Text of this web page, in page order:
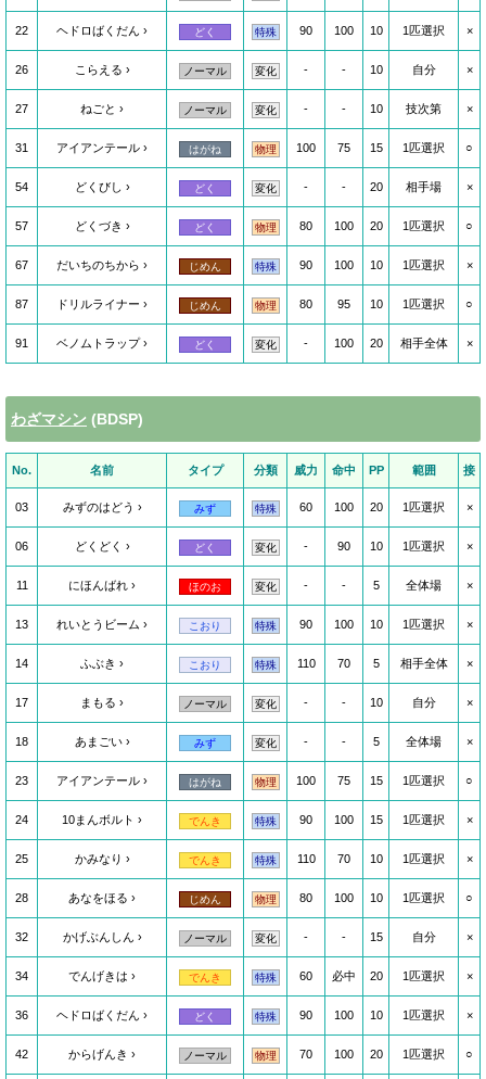
22 ヘドロばくだん どく 特殊 90 100 10 1匹選択 ×
26 こらえる ノーマル 変化 - - 10 自分 ×
27 ねごと ノーマル 変化 - - 10 技次第 ×
31 アイアンテール はがね 物理 100 75 15 1匹選択 ○
54 どくびし どく 変化 - - 20 相手場 ×
57 どくづき どく 物理 80 100 20 1匹選択 ○
67 だいちのちから じめん 特殊 90 100 10 1匹選択 ×
87 ドリルライナー じめん 物理 80 95 10 1匹選択 ○
91 ベノムトラップ どく 変化 - 100 20 相手全体 ×
わざマシン (BDSP)
No. 名前 タイプ 分類 威力 命中 PP 範囲 接
03 みずのはどう みず 特殊 60 100 20 1匹選択 ×
06 どくどく どく 変化 - 90 10 1匹選択 ×
11 にほんばれ ほのお 変化 - - 5 全体場 ×
13 れいとうビーム こおり 特殊 90 100 10 1匹選択 ×
14 ふぶき こおり 特殊 110 70 5 相手全体 ×
17 まもる ノーマル 変化 - - 10 自分 ×
18 あまごい みず 変化 - - 5 全体場 ×
23 アイアンテール はがね 物理 100 75 15 1匹選択 ○
24 10まんボルト でんき 特殊 90 100 15 1匹選択 ×
25 かみなり でんき 特殊 110 70 10 1匹選択 ×
28 あなをほる じめん 物理 80 100 10 1匹選択 ○
32 かげぶんしん ノーマル 変化 - - 15 自分 ×
34 でんげきは でんき 特殊 60 必中 20 1匹選択 ×
36 ヘドロばくだん どく 特殊 90 100 10 1匹選択 ×
42 からげんき ノーマル 物理 70 100 20 1匹選択 ○